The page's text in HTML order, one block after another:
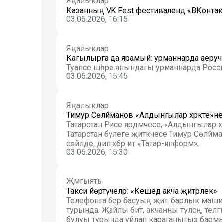
Казанның VK Fest фестивалендә
03.06.2026, 16:15
Яңалыклар
Кагылырга да ярамый: урманнарда аеруча
Туапсе шәһәре янындагы урманнарда
03.06.2026, 15:45
Яңалыклар
Тимур Сөләйманов «Алдынгылар
Татарстан Рәисе ярдәмчесе, «Алдынгылар
Татарстан бүлеге җитәкчесе Тимур
сөйләде, дип хәбәр итә «Татар-информ».
03.06.2026, 15:30
Җәмгыять
Такси йөртүчеләр: «Кешедә акча җитәрлек»
Телефонга бер басуың җитә: барлык
турында. Җайлы бит, акчаңны түләсәң,
булуы турында уйлап караганыгыз